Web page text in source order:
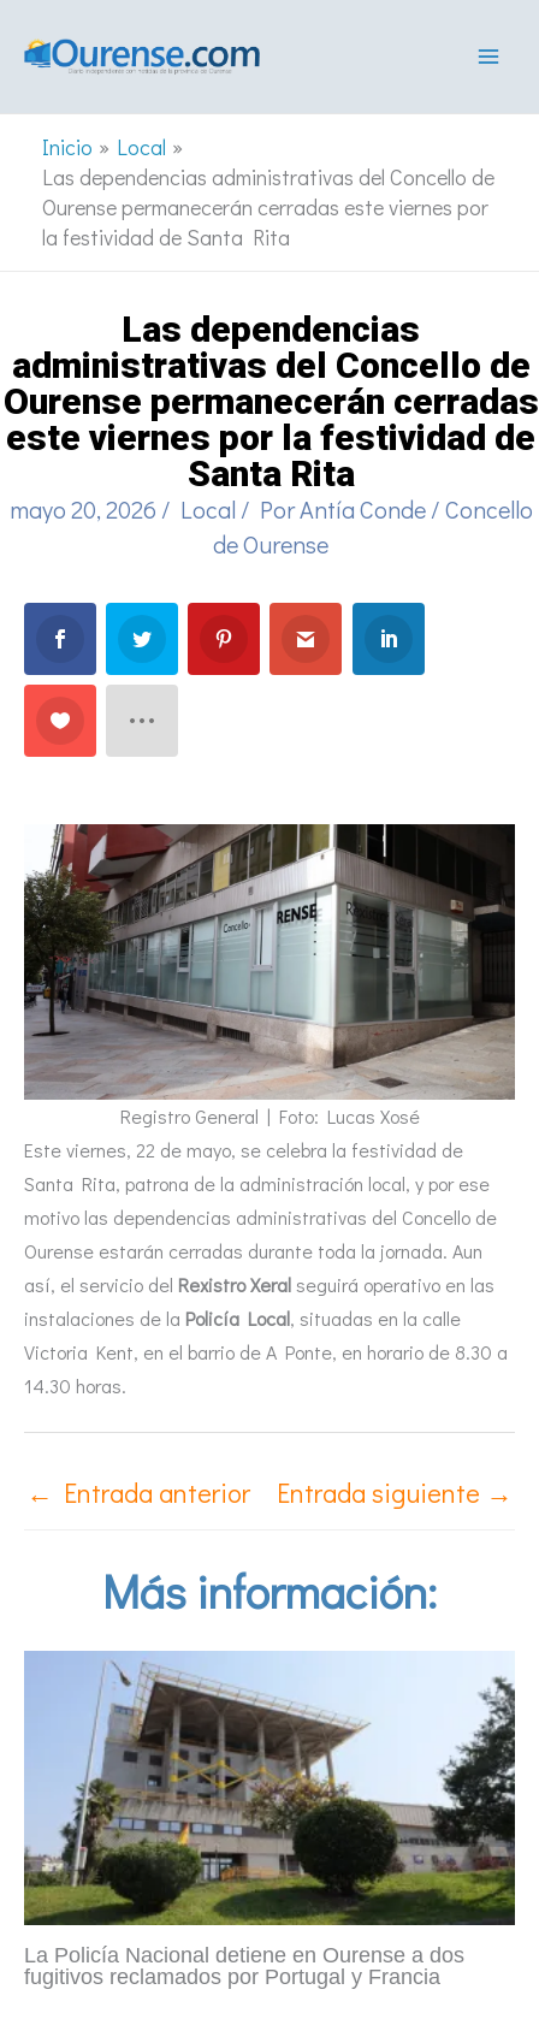
Inicio
Local
Las dependencias administrativas del Concello de
Ourense permanecerán cerradas este viernes por
la festividad de Santa Rita
Las dependencias
administrativas del Concello de
Ourense permanecerán cerradas
este viernes por la festividad de
Santa Rita
mayo 20, 2026 / Local / PorAntía Conde/Concello
de Ourense
Registro General | Foto: Lucas Xosé
Este viernes, 22 de mayo, se celebra la festividad de
Santa Rita, patrona de la administración local, y por ese
motivo las dependencias administrativas del Concello de
Ourense estarán cerradas durante toda la jornada. Aun
así, el servicio del Rexistro Xeralseguirá operativo en las
instalaciones de la Policía Local, situadas en la calle
Victoria Kent, en el barrio de A Ponte, en horario de 8.30 a
14.30 horas.
← Entrada anterior Entrada siguiente →
Más información:
La Policía Nacional detiene en Ourense a dos
fugitivos reclamados por Portugal y Francia